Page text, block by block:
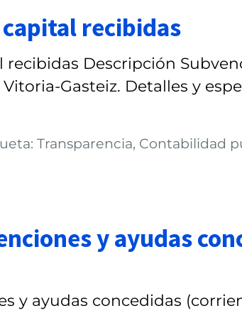
recibidas
recibidas Descripción
Gasteiz. Detalles y
Transparencia, Contabilidad
y ayudas
y ayudas concedidas